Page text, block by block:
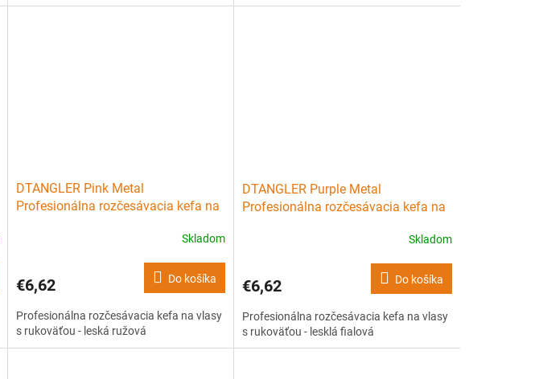
DTANGLER Pink Metal
Profesionálna rozčesávacia kefa na
Skladom
€6,62 Do košíka
Profesionálna rozčesávacia kefa na vlasy
s rukoväťou - leská ružová
DTANGLER Purple Metal
Profesionálna rozčesávacia kefa na
Skladom
€6,62 Do košíka
Profesionálna rozčesávacia kefa na vlasy
s rukoväťou - lesklá fialová